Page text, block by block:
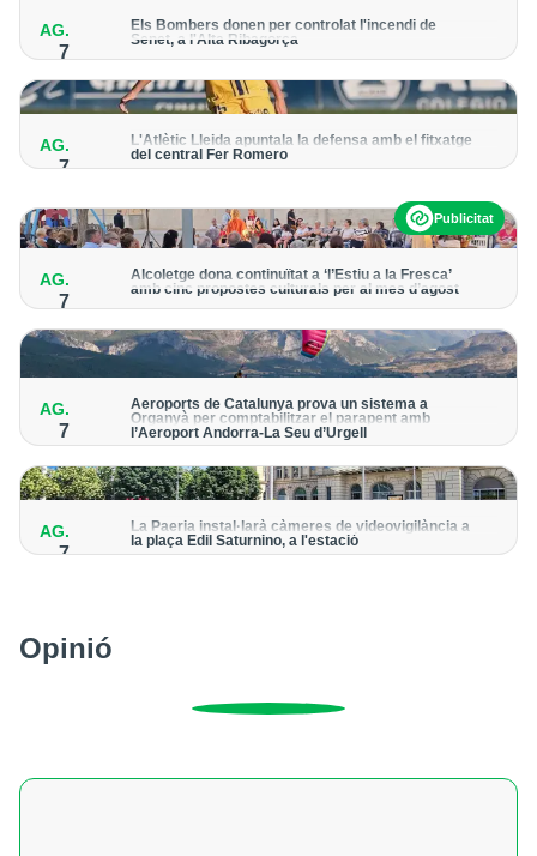
AG.
7
Els Bombers donen per controlat l'incendi de
Senet, a l'Alta Ribagorça
El cos manté la vigilància de la zona amb drons i mitjans aeris
AG.
7
L'Atlètic Lleida apuntala la defensa amb el fitxatge
del central Fer Romero
Publicitat
AG.
7
Alcoletge dona continuïtat a ‘l’Estiu a la Fresca’
amb cinc propostes culturals per al mes d’agost
Un dels grans protagonistes de la programació serà
AG.
7
Aeroports de Catalunya prova un sistema a
Organyà per comptabilitzar el parapent amb
l’Aeroport Andorra-La Seu d’Urgell
mòbil per donar pas als avions amb vols instrumentals
AG.
7
La Paeria instal·larà càmeres de videovigilància a
la plaça Edil Saturnino, a l'estació
Opinió